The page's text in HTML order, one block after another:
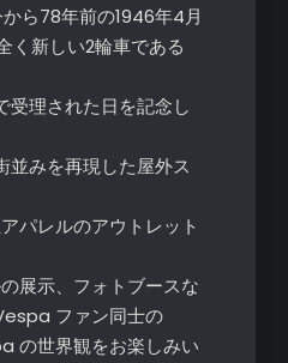
ら78年前の1946年4月
く新しい2輪車である
受理された日を記念し
並みを再現した屋外ス
パレルのアウトレット
展示、フォトブースな
ファン同士の
の世界観をお楽しみい